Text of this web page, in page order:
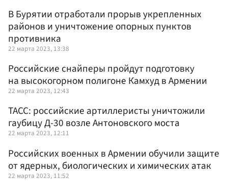
В Бурятии отработали прорыв укрепленных
районов и уничтожение опорных пунктов
противника
22 марта 2023, 13:38
Российские снайперы пройдут подготовку
на высокогорном полигоне Камхуд в Армении
22 марта 2023, 12:43
ТАСС: российские артиллеристы уничтожили
гаубицу Д-30 возле Антоновского моста
22 марта 2023, 12:11
Российских военных в Армении обучили защите
от ядерных, биологических и химических атак
22 марта 2023, 11:52